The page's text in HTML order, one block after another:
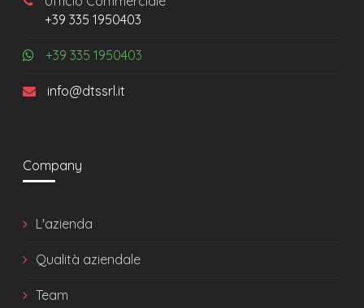
+39 335 1950403
+39 335 1950403
info@dtssrl.it
Company
L'azienda
Qualità aziendale
Team